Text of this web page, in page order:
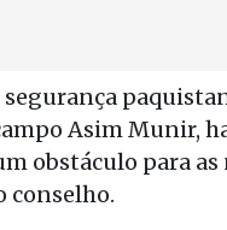
Asim Munir,
obstáculo para
conselho.